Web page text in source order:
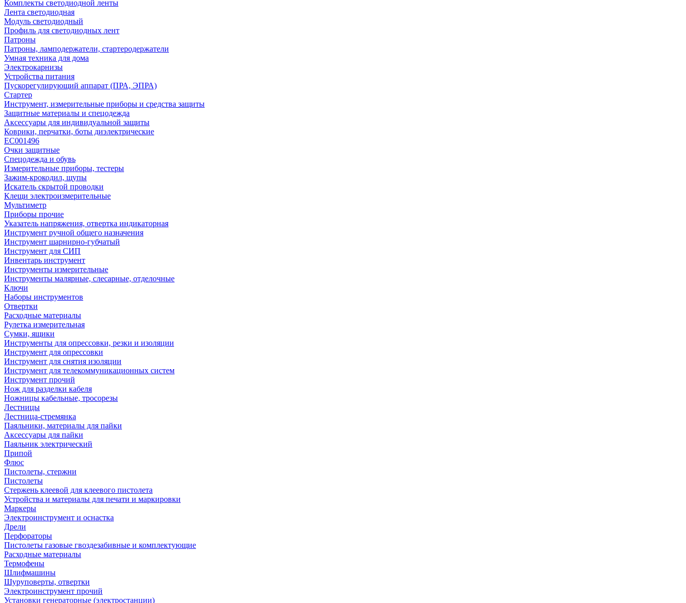
Комплекты светодиодной ленты
Лента светодиодная
Модуль светодиодный
Профиль для светодиодных лент
Патроны
Патроны, ламподержатели, стартеродержатели
Умная техника для дома
Электрокарнизы
Устройства питания
Пускорегулирующий аппарат (ПРА, ЭПРА)
Стартер
Инструмент, измерительные приборы и средства защиты
Защитные материалы и спецодежда
Аксессуары для индивидуальной защиты
Коврики, перчатки, боты диэлектрические
EC001496
Очки защитные
Спецодежда и обувь
Измерительные приборы, тестеры
Зажим-крокодил, щупы
Искатель скрытой проводки
Клещи электроизмерительные
Мультиметр
Приборы прочие
Указатель напряжения, отвертка индикаторная
Инструмент ручной общего назначения
Инструмент шарнирно-губчатый
Инструмент для СИП
Инвентарь инструмент
Инструменты измерительные
Инструменты малярные, слесарные, отделочные
Ключи
Наборы инструментов
Отвертки
Расходные материалы
Рулетка измерительная
Сумки, ящики
Инструменты для опрессовки, резки и изоляции
Инструмент для опрессовки
Инструмент для снятия изоляции
Инструмент для телекоммуникационных систем
Инструмент прочий
Нож для разделки кабеля
Ножницы кабельные, тросорезы
Лестницы
Лестница-стремянка
Паяльники, материалы для пайки
Аксессуары для пайки
Паяльник электрический
Припой
Флюс
Пистолеты, стержни
Пистолеты
Стержень клеевой для клеевого пистолета
Устройства и материалы для печати и маркировки
Маркеры
Электроинструмент и оснастка
Дрели
Перфораторы
Пистолеты газовые гвоздезабивные и комплектующие
Расходные материалы
Термофены
Шлифмашины
Шуруповерты, отвертки
Электроинструмент прочий
Установки генераторные (электростанции)